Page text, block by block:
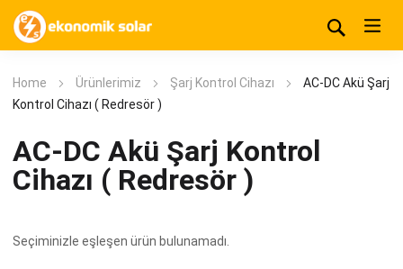
Home Ürünlerimiz Şarj Kontrol Cihazı
AC-DC Akü Şarj
Kontrol Cihazı ( Redresör )
AC-DC Akü Şarj Kontrol
Cihazı ( Redresör )
Seçiminizle eşleşen ürün bulunamadı.